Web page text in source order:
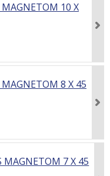
10 X
8 X 45
MAGNETOM 7 X 45